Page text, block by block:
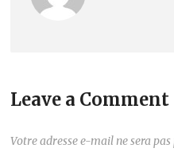
Leave a Comment
Votre adresse e-mail ne sera pas